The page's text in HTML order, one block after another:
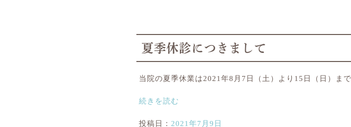
夏季休診につきまして
当院の夏季休業は2021年8月7日（土）より15日（日）ま
続きを読む
投稿日： 2021年7月9日